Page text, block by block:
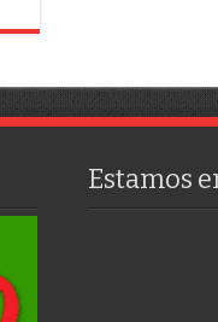
Estamos